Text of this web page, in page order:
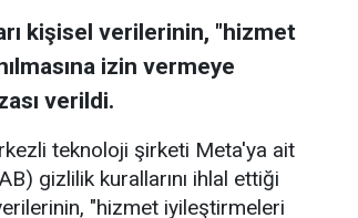
kişisel verilerinin, "hizmet
izin vermeye
verildi.
teknoloji şirketi Meta'ya ait
gizlilik kurallarını ihlal ettiği
"hizmet iyileştirmeleri